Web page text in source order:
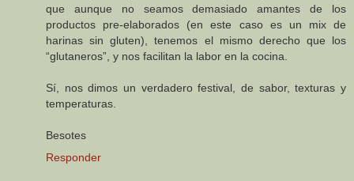
que aunque no seamos demasiado amantes de los
productos pre-elaborados (en este caso es un mix de
harinas sin gluten), tenemos el mismo derecho que los
“glutaneros”, y nos facilitan la labor en la cocina.
Sí, nos dimos un verdadero festival, de sabor, texturas y
temperaturas.
Besotes
Responder